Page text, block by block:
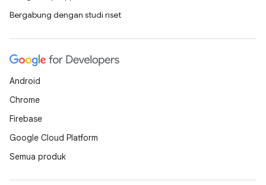
Bergabung dengan studi riset
Android
Chrome
Firebase
Google Cloud Platform
Semua produk